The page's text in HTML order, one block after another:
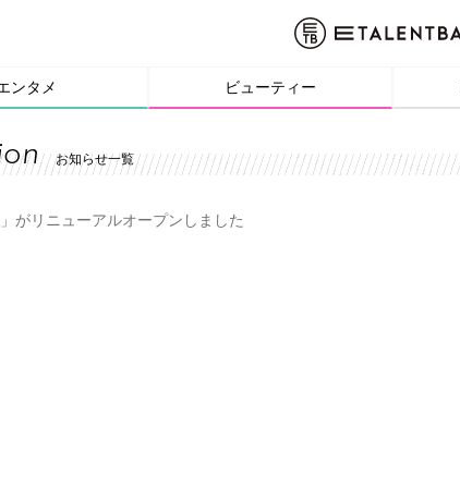
ンタメ ビューティー
お知らせ一覧
」がリニューアルオープンしました